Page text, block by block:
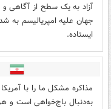
آزاد به یک سطح از آگاهی
جهان علیه امپریالیسم
ایستاده.
مذاکره مشکل ما را با
به‌دنبال باج‌خواهی است و